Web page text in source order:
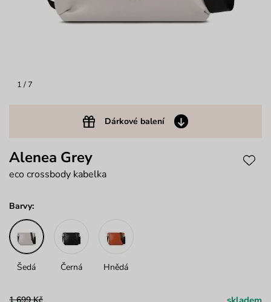
1 / 7
Dárkové balení
Alenea Grey
eco crossbody kabelka
Barvy:
Šedá Černá Hnědá